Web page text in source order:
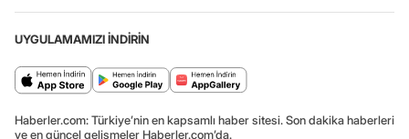
UYGULAMAMIZI İNDİRİN
Haberler.com: Türkiye’nin en kapsamlı haber sitesi. Son dakika haberleri
ve en güncel gelişmeler Haberler.com’da.